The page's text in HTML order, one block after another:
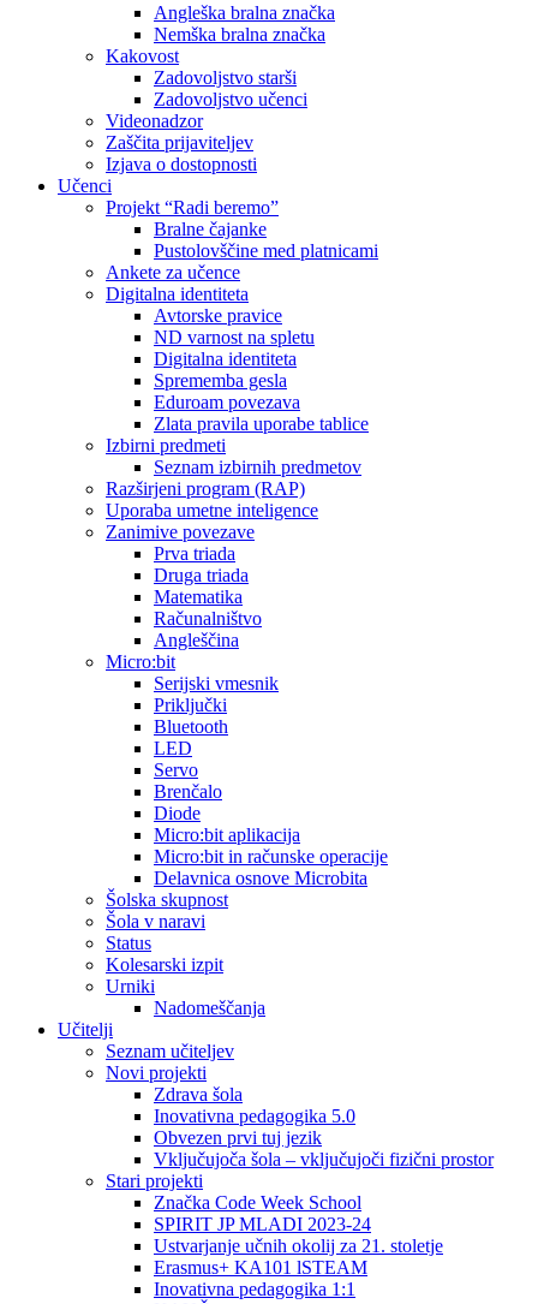
Angleška bralna značka
Nemška bralna značka
Kakovost
Zadovoljstvo starši
Zadovoljstvo učenci
Videonadzor
Zaščita prijaviteljev
Izjava o dostopnosti
Učenci
Projekt “Radi beremo”
Bralne čajanke
Pustolovščine med platnicami
Ankete za učence
Digitalna identiteta
Avtorske pravice
ND varnost na spletu
Digitalna identiteta
Sprememba gesla
Eduroam povezava
Zlata pravila uporabe tablice
Izbirni predmeti
Seznam izbirnih predmetov
Razširjeni program (RAP)
Uporaba umetne inteligence
Zanimive povezave
Prva triada
Druga triada
Matematika
Računalništvo
Angleščina
Micro:bit
Serijski vmesnik
Priključki
Bluetooth
LED
Servo
Brenčalo
Diode
Micro:bit aplikacija
Micro:bit in računske operacije
Delavnica osnove Microbita
Šolska skupnost
Šola v naravi
Status
Kolesarski izpit
Urniki
Nadomeščanja
Učitelji
Seznam učiteljev
Novi projekti
Zdrava šola
Inovativna pedagogika 5.0
Obvezen prvi tuj jezik
Vključujoča šola – vključujoči fizični prostor
Stari projekti
Značka Code Week School
SPIRIT JP MLADI 2023-24
Ustvarjanje učnih okolij za 21. stoletje
Erasmus+ KA101 lSTEAM
Inovativna pedagogika 1:1